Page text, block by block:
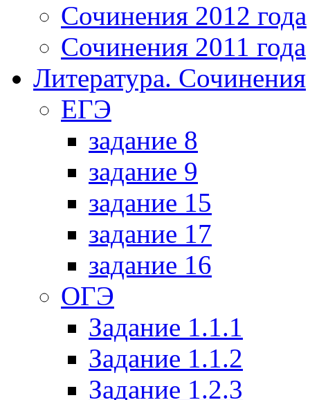
Сочинения 2012 года
Сочинения 2011 года
Литература. Сочинения
ЕГЭ
задание 8
задание 9
задание 15
задание 17
задание 16
ОГЭ
Задание 1.1.1
Задание 1.1.2
Задание 1.2.3